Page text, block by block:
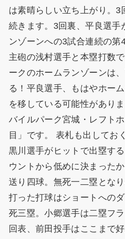
は素晴らしい立ち上がり。3
続きます。3回裏、平良選手
ンゾーンへの3試合連続の第
主砲の浅村選手と本塁打数
ークのホームランゾーンは
る！平良選手、もはやホー
を移している可能性があり
バイルパーク宮城・レフト
目」です。 表札も出してお
黒川選手がヒットで出塁す
ウントから低めに決まった
送り四球。無死一二塁とな
打った打球はショートへの
死三塁。小郷選手は二塁フ
回表、前田投手はここまで